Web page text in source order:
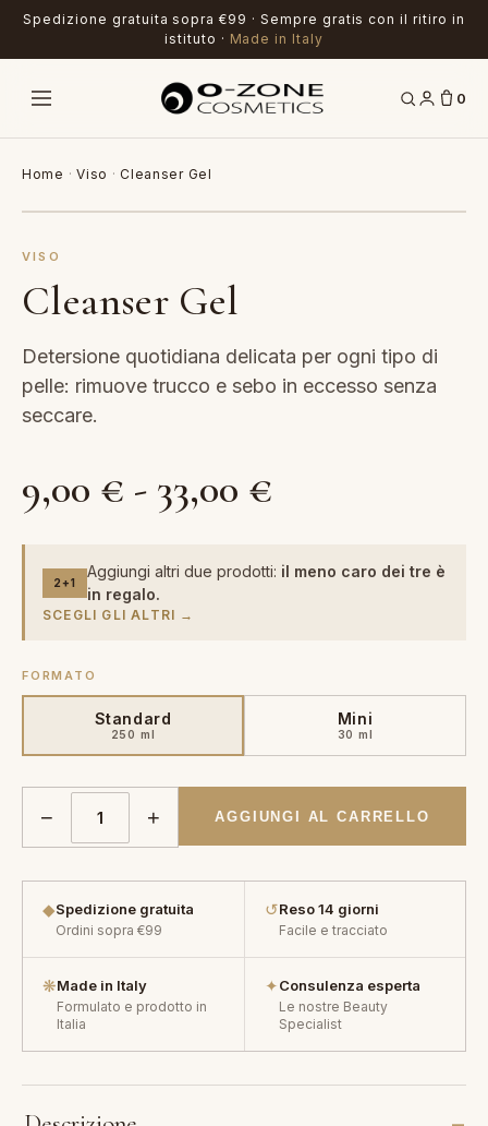
Spedizione gratuita sopra €99 · Sempre gratis con il ritiro in
istituto · Made in Italy
0
Home ·Viso · Cleanser Gel
VISO
Cleanser Gel
Detersione quotidiana delicata per ogni tipo di
pelle: rimuove trucco e sebo in eccesso senza
seccare.
9,00 € - 33,00 €
9,00 €
a
33,00 €
2+1
Aggiungi altri due prodotti: il meno caro dei tre è
in regalo.
SCEGLI GLI ALTRI →
FORMATO
Standard
250 ml
Mini
30 ml
− + AGGIUNGI AL CARRELLO
◆Spedizione gratuita
Ordini sopra €99
↺Reso 14 giorni
Facile e tracciato
❋Made in Italy
Formulato e prodotto in
Italia
✦Consulenza esperta
Le nostre Beauty
Specialist